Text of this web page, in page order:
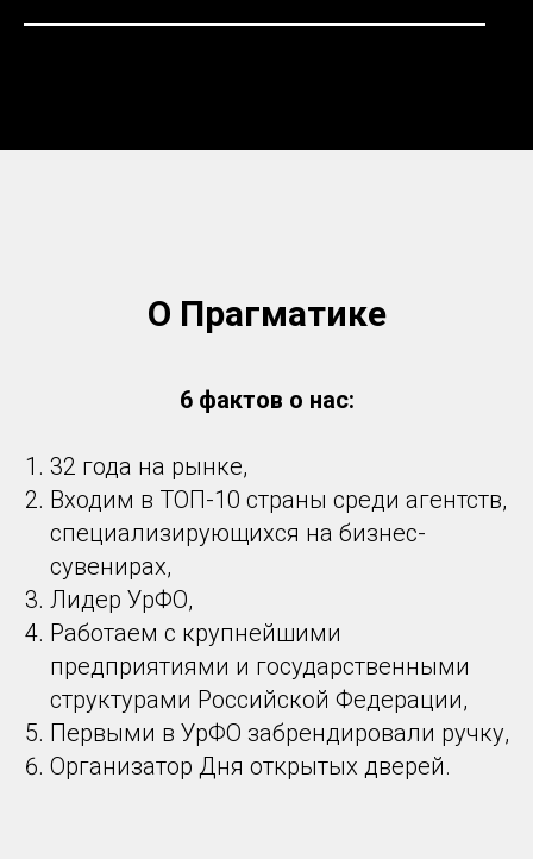
О Прагматике
6 фактов о нас:
32 года на рынке,
Входим в ТОП-10 страны среди агентств,
специализирующихся на бизнес-
сувенирах,
Лидер УрФО,
Работаем с крупнейшими
предприятиями и государственными
структурами Российской Федерации,
Первыми в УрФО забрендировали ручку,
Организатор Дня открытых дверей.